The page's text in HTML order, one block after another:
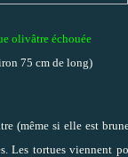
olivâtre échouée
75 cm de long)
(même si elle est
Les tortues viennent